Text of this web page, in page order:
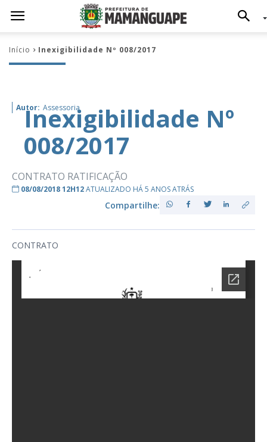
Início Inexigibilidade Nº 008/2017
Autor: Assessoria
Inexigibilidade Nº
008/2017
CONTRATO RATIFICAÇÃO
08/08/2018 12H12ATUALIZADO HÁ 5 ANOS ATRÁS
Compartilhe:
CONTRATO